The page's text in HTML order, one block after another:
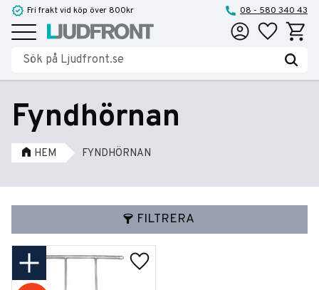
Meny
Fri frakt vid köp över 800kr 08 - 580 340 43
Favoriter
Fyndhörnan
HEM FYNDHÖRNAN
FILTRERA
Lägg till i favoriter